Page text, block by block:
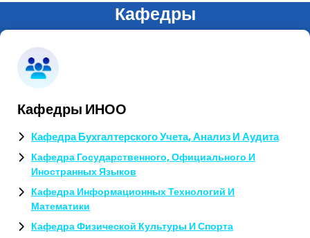
Кафедры
Кафедры ИНОО
Кафедра Бухгалтерского Учета, Анализ И Аудита
Кафедра Государственного, Официального И
Иностранных Языков
Кафедра Информационных Технологий И
Математики
Кафедра Физической Культуры И Спорта